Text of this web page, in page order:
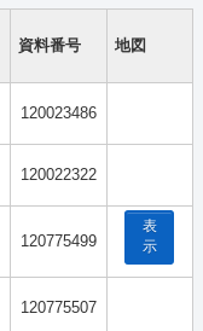
資料番号 地図
120023486
120022322
120775499
表
示
120775507